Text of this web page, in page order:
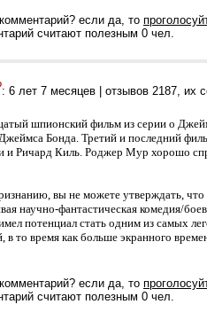
если да, то
считают полезным 0 чел.
: 6 лет 7 месяцев | отзывов 2187, их
шпионский фильм из серии о
Бонда. Третий и последний
и Ричард Киль. Роджер Мур хорошо
вы не можете утверждать,
научно-фантастическая комедия/
потенциал стать одним из самых
в то время как больше экранного
если да, то
считают полезным 0 чел.